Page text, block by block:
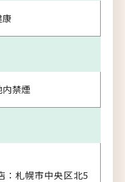
康
禁煙
：札幌市中央区北5